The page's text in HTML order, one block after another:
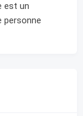
est un
personne